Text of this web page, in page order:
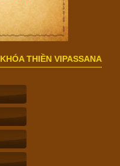
KHÓA THIỀN VIPASSANA